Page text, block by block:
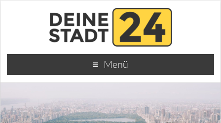
Menü